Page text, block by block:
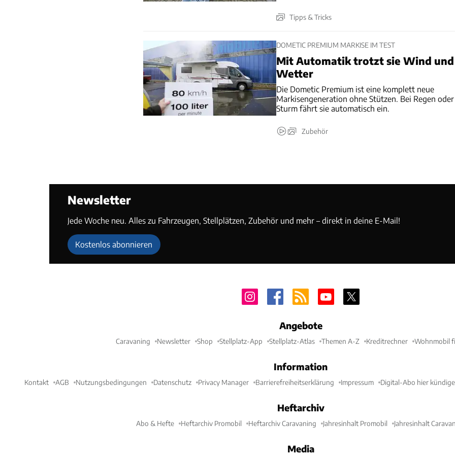
Tipps & Tricks
DOMETIC PREMIUM MARKISE IM TEST
Mit Automatik trotzt sie Wind und
Wetter
Die Dometic Premium ist eine komplett neue
Markisengeneration ohne Stützen. Bei Regen oder
Sturm fährt sie automatisch ein.
Zubehör
Newsletter
Jede Woche neu. Alles zu Fahrzeugen, Stellplätzen, Zubehör und mehr – direkt in deine E-Mail!
Kostenlos abonnieren
Angebote
Caravaning Newsletter Shop Stellplatz-App Stellplatz-Atlas Themen A-Z Kreditrechner Wohnmobil
Information
Kontakt AGB Nutzungsbedingungen Datenschutz Privacy Manager Barrierefreiheitserklärung Impressum Digital-Abo hier
Heftarchiv
Abo & Hefte Heftarchiv Promobil Heftarchiv Caravaning Jahresinhalt Promobil Jahresinhalt
Media